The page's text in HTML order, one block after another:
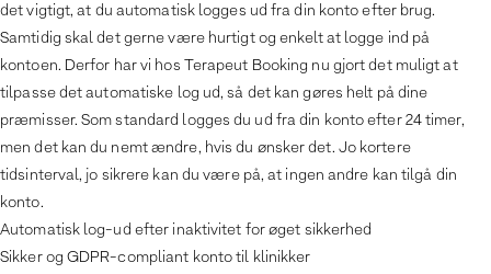
det vigtigt, at du automatisk logges ud fra din konto efter brug.
Samtidig skal det gerne være hurtigt og enkelt at logge ind på
kontoen. Derfor har vi hos Terapeut Booking nu gjort det muligt at
tilpasse det automatiske log ud, så det kan gøres helt på dine
præmisser. Som standard logges du ud fra din konto efter 24 timer,
men det kan du nemt ændre, hvis du ønsker det. Jo kortere
tidsinterval, jo sikrere kan du være på, at ingen andre kan tilgå din
konto.
Automatisk log-ud efter inaktivitet for øget sikkerhed
Sikker og GDPR-compliant konto til klinikker